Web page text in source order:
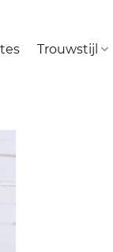
Trouwstijl